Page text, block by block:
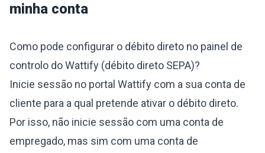
minha conta
Como pode configurar o débito direto no painel de
controlo do Wattify (débito direto SEPA)?
Inicie sessão no portal Wattify com a sua conta de
cliente para a qual pretende ativar o débito direto.
Por isso, não inicie sessão com uma conta de
empregado, mas sim com uma conta de